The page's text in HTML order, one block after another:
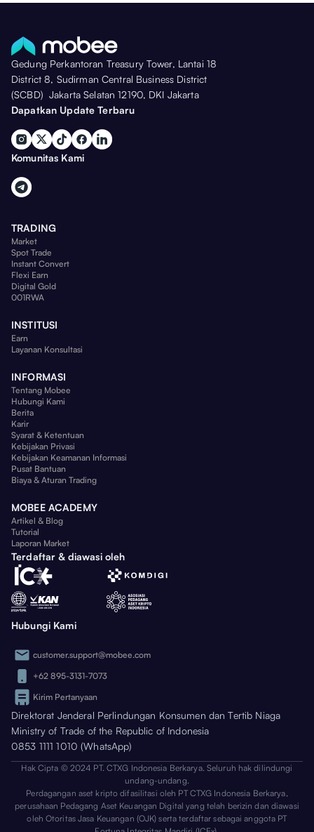
Gedung Perkantoran Treasury Tower, Lantai 18
District 8, Sudirman Central Business District
(SCBD) Jakarta Selatan 12190, DKI Jakarta
Dapatkan Update Terbaru
Komunitas Kami
TRADING
Market
Spot Trade
Instant Convert
Flexi Earn
Digital Gold
001RWA
INSTITUSI
Earn
Layanan Konsultasi
INFORMASI
Tentang Mobee
Hubungi Kami
Berita
Karir
Syarat & Ketentuan
Kebijakan Privasi
Kebijakan Keamanan Informasi
Pusat Bantuan
Biaya & Aturan Trading
MOBEE ACADEMY
Artikel & Blog
Tutorial
Laporan Market
Terdaftar & diawasi oleh
Hubungi Kami
customer.support@mobee.com
+62 895-3131-7073
Kirim Pertanyaan
Direktorat Jenderal Perlindungan Konsumen dan Tertib Niaga
Ministry of Trade of the Republic of Indonesia
0853 1111 1010 (WhatsApp)
Hak Cipta © 2024 PT. CTXG Indonesia Berkarya. Seluruh hak dilindungi
undang-undang.
Perdagangan aset kripto difasilitasi oleh PT CTXG Indonesia Berkarya,
perusahaan Pedagang Aset Keuangan Digital yang telah berizin dan diawasi
oleh Otoritas Jasa Keuangan (OJK) serta terdaftar sebagai anggota PT